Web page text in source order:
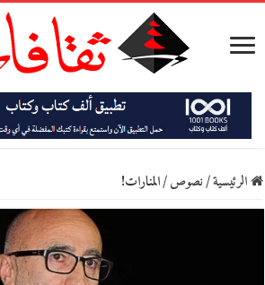
الرئيسية/نصوص/المنارات!